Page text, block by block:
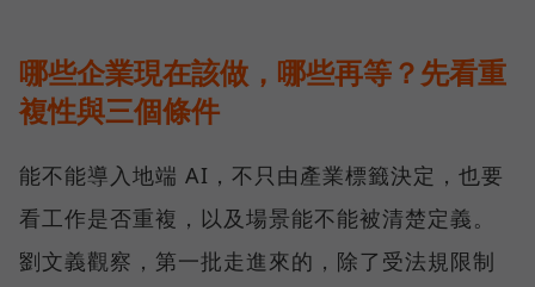
哪些企業現在該做，哪些再等？先看重
複性與三個條件
能不能導入地端 AI，不只由產業標籤決定，也要
看工作是否重複，以及場景能不能被清楚定義。
劉文義觀察，第一批走進來的，除了受法規限制